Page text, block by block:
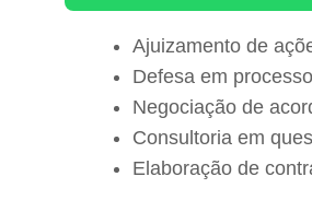
Ajuizamento de
Defesa em
Negociação de
Consultoria em
Elaboração de